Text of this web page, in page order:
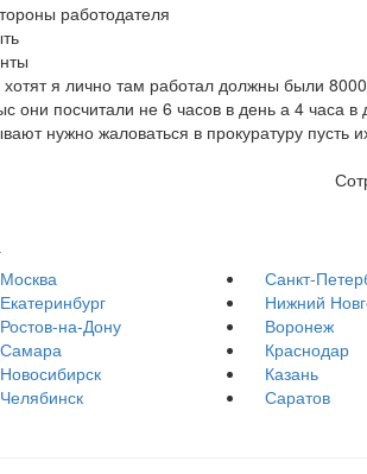
работодателя
я лично там работал должны были 8000
они посчитали не 6 часов в день а 4 часа в
нужно жаловаться в прокуратуру пусть
Москва
Санкт-
Екатеринбург
Нижний
Ростов-на-Дону
Воронеж
Самара
Краснодар
Новосибирск
Казань
Челябинск
Саратов